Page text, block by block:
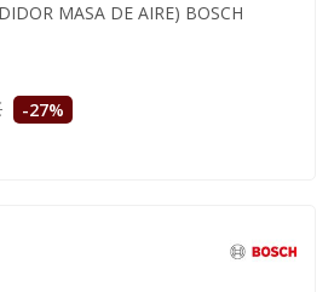
MASA DE AIRE) BOSCH
-27%